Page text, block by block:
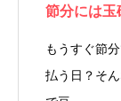
節分には玉
もうすぐ節
払う日？そ